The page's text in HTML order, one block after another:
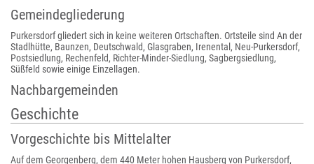
Gemeindegliederung
Purkersdorf gliedert sich in keine weiteren Ortschaften. Ortsteile sind An der
Stadlhütte, Baunzen, Deutschwald, Glasgraben, Irenental, Neu-Purkersdorf,
Postsiedlung, Rechenfeld, Richter-Minder-Siedlung, Sagbergsiedlung,
Süßfeld sowie einige Einzellagen.
Nachbargemeinden
Geschichte
Vorgeschichte bis Mittelalter
Auf dem Georgenberg, dem 440 Meter hohen Hausberg von Purkersdorf,